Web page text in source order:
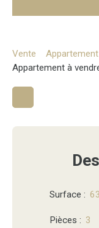
Vente Appartement
Appartement à
Surface :
Pièces : 3